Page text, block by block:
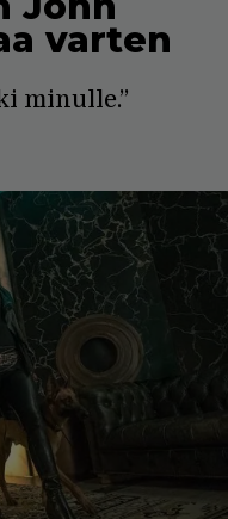
varten
minulle.”